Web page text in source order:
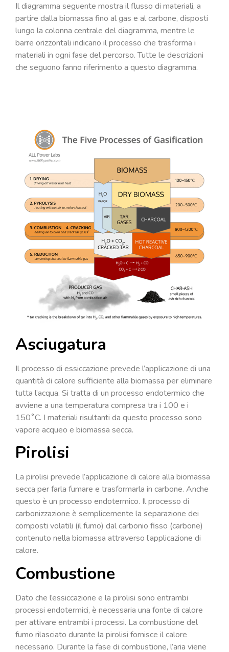
Il diagramma seguente mostra il flusso di materiali, a
partire dalla biomassa fino al gas e al carbone, disposti
lungo la colonna centrale del diagramma, mentre le
barre orizzontali indicano il processo che trasforma i
materiali in ogni fase del percorso. Tutte le descrizioni
che seguono fanno riferimento a questo diagramma.
Asciugatura
Il processo di essiccazione prevede l’applicazione di una
quantità di calore sufficiente alla biomassa per eliminare
tutta l’acqua. Si tratta di un processo endotermico che
avviene a una temperatura compresa tra i 100 e i
150˚C. I materiali risultanti da questo processo sono
vapore acqueo e biomassa secca.
Pirolisi
La pirolisi prevede l’applicazione di calore alla biomassa
secca per farla fumare e trasformarla in carbone. Anche
questo è un processo endotermico. Il processo di
carbonizzazione è semplicemente la separazione dei
composti volatili (il fumo) dal carbonio fisso (carbone)
contenuto nella biomassa attraverso l’applicazione di
calore.
Combustione
Dato che l’essiccazione e la pirolisi sono entrambi
processi endotermici, è necessaria una fonte di calore
per attivare entrambi i processi. La combustione del
fumo rilasciato durante la pirolisi fornisce il calore
necessario. Durante la fase di combustione, l’aria viene